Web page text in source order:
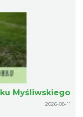
Myśliwskiego
2026-08-11